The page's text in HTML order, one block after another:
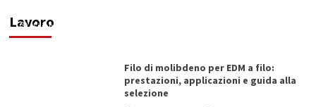
LavoroFilippo Cardinale
Filo di molibdeno per EDM a filo:
prestazioni, applicazioni e guida alla
selezione